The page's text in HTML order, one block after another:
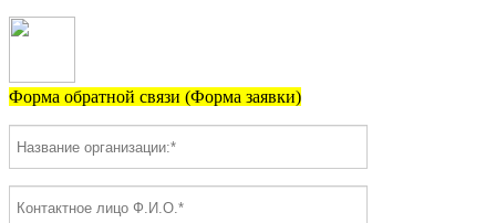
Форма обратной связи (Форма заявки)